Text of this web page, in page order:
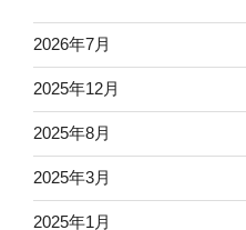
2026年7月
2025年12月
2025年8月
2025年3月
2025年1月